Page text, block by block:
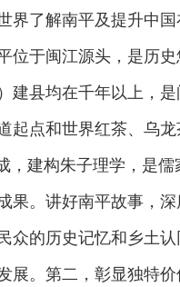
界了解南平及提升中
位于闽江源头，是历
建县均在千年以上，
起点和世界红茶、乌
，建构朱子理学，是
果。讲好南平故事，
众的历史记忆和乡土
展。第二，彰显独特